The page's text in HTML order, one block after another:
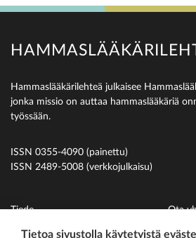
Hammaslääkärilehteä julkaisee
jonka missio on auttaa hammaslääkäriä
työssään.
ISSN 0355-4090 (painettu)
ISSN 2489-5008 (verkkojulkaisu)
Tiede
Uutiset
Ota
Tietoa sivustolla käytetyistä